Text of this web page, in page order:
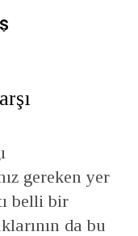
gereken yer
belli bir
da bu